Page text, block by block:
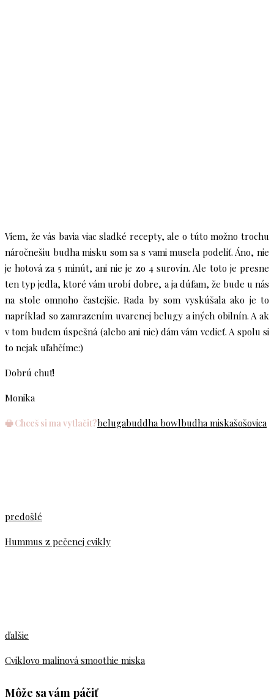
Viem, že vás bavia viac sladké recepty, ale o túto možno trochu
náročnešiu budha misku som sa s vami musela podeliť. Áno, nie
je hotová za 5 minút, ani nie je zo 4 surovín. Ale toto je presne
ten typ jedla, ktoré vám urobí dobre, a ja dúfam, že bude u nás
na stole omnoho častejšie. Rada by som vyskúšala ako je to
napríklad so zamrazením uvarenej belugy a iných obilnín. A ak
v tom budem úspešná (alebo ani nie) dám vám vedieť. A spolu si
to nejak uľahčíme:)
Dobrú chuť!
Monika
🖶 Chceš si ma vytlačiť?belugabuddha bowlbudha miskašošovica
predošlé
Hummus z pečenej cvikly
ďalšie
Cviklovo malinová smoothie miska
Môže sa vám páčiť